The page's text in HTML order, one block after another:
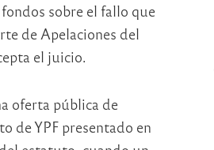
sobre el fallo que
de Apelaciones del
el juicio.
oferta pública de
de YPF presentado en